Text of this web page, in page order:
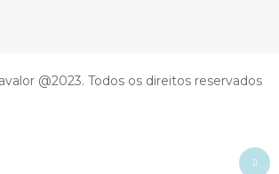
@2023. Todos os direitos reservados